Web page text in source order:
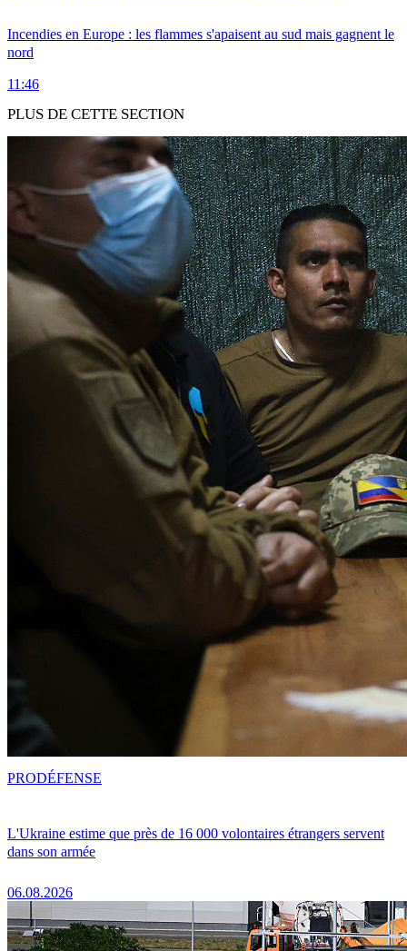
Incendies en Europe : les flammes s'apaisent au sud mais gagnent le
nord
11:46
PLUS DE CETTE SECTION
L'Ukraine estime que près de 16 000 volontaires étrangers servent
dans son armée
06.08.2026
PRODÉFENSE